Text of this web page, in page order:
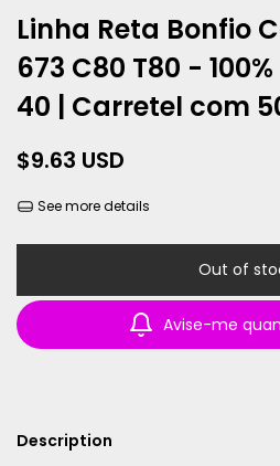
Linha Reta Bonfio
673 C80 T80 -
40 | Carretel com
$9.63 USD
See more details
Avise-me
Description